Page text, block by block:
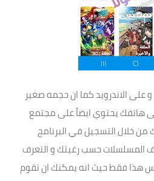
على الاندرويد كما ان حجمه صغير
هاتفك يحتوي ايضاً على مجتمع
خلال التسجيل في البرنامج
المسلسلات حسب رغبتك و التعرف
هذا فقط حيث انه يمكنك ان تقوم